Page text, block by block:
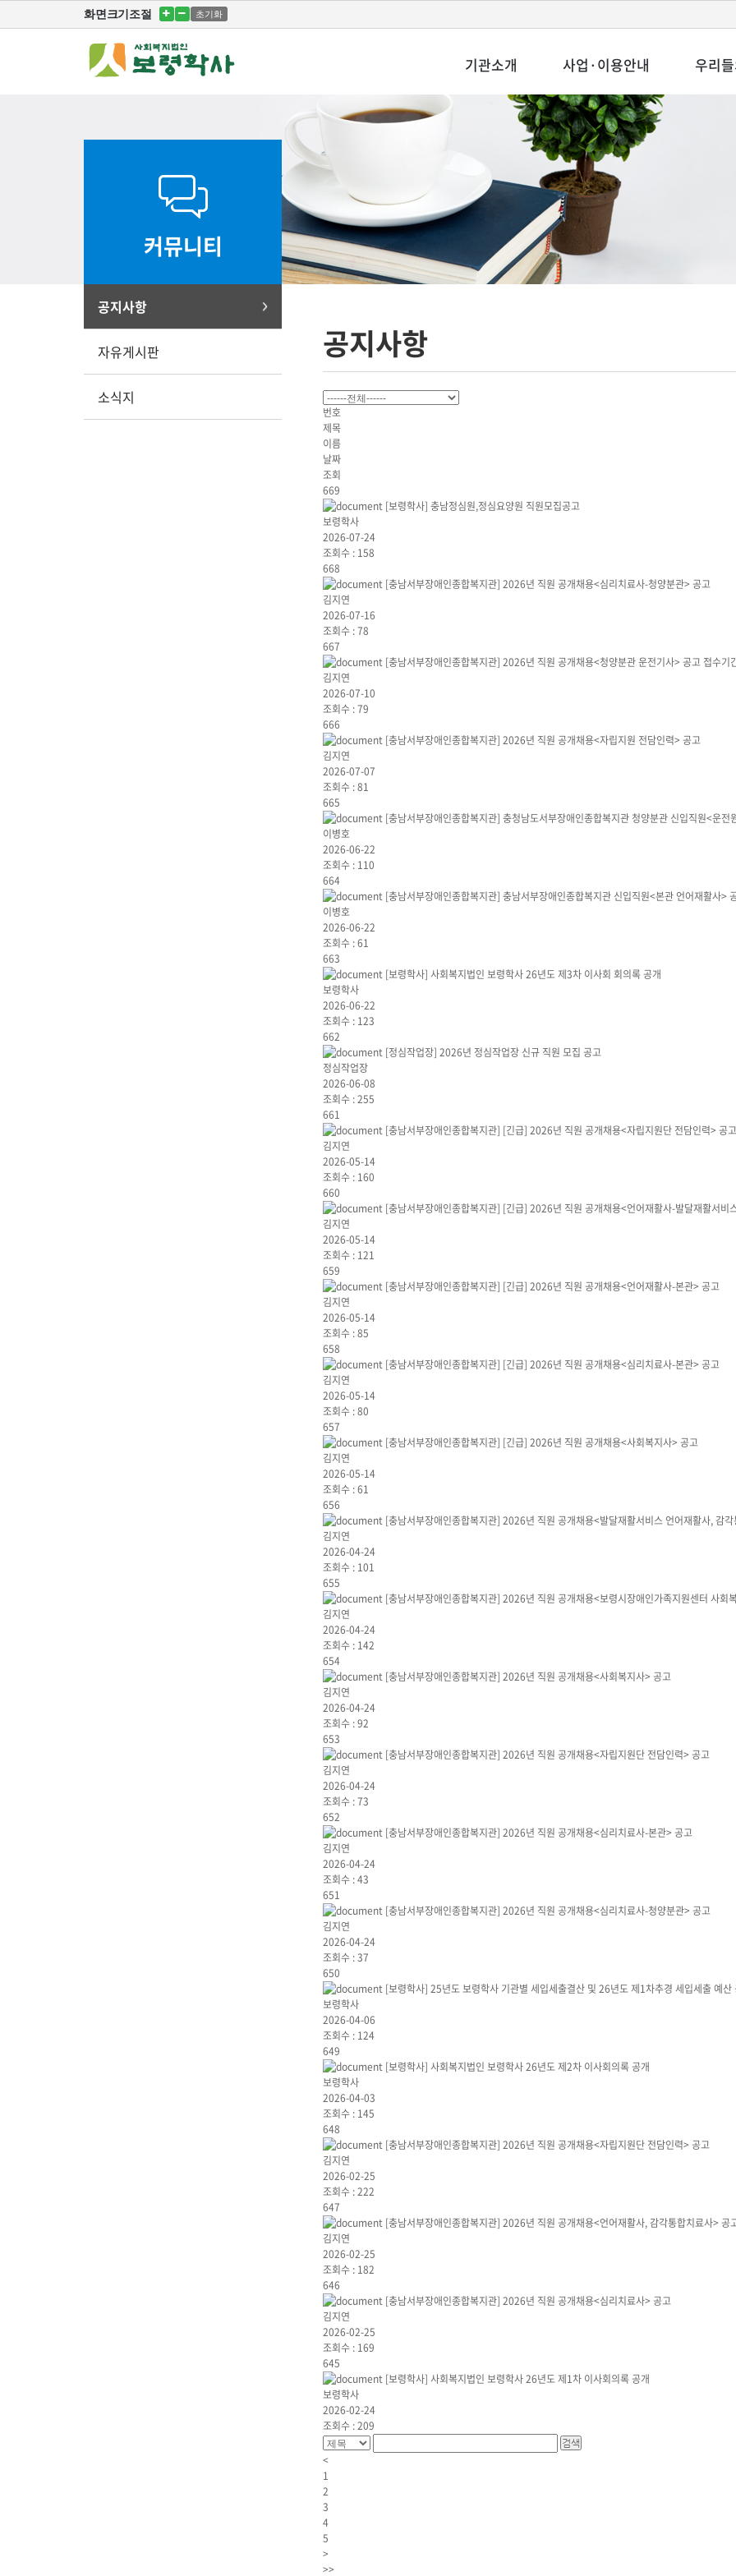
화면크기조절 초기화
기관소개 사업·이용안내 우리
커뮤니티
공지사항
자유게시판
소식지
공지사항
번호
제목
이름
날짜
조회
669
[보령학사] 충남정심원,정심요양원 직원모집공고
보령학사
2026-07-24
조회수 : 158
668
[충남서부장애인종합복지관] 2026년 직원 공개채용<심리치료사-청양분관> 공고
김지연
2026-07-16
조회수 :78
667
[충남서부장애인종합복지관] 2026년 직원 공개채용<청양분관 운전기사> 공고 접수기
김지연
2026-07-10
조회수 :79
666
[충남서부장애인종합복지관] 2026년 직원 공개채용<자립지원 전담인력> 공고
김지연
2026-07-07
조회수 :81
665
[충남서부장애인종합복지관] 충청남도서부장애인종합복지관 청양분관 신입직원<운전
이병호
2026-06-22
조회수 : 110
664
[충남서부장애인종합복지관] 충남서부장애인종합복지관 신입직원<본관 언어재활사>
이병호
2026-06-22
조회수 :61
663
[보령학사] 사회복지법인 보령학사 26년도 제3차 이사회 회의록 공개
보령학사
2026-06-22
조회수 : 123
662
[정심작업장] 2026년 정심작업장 신규 직원 모집 공고
정심작업장
2026-06-08
조회수 :255
661
[충남서부장애인종합복지관] [긴급] 2026년 직원 공개채용<자립지원단 전담인력> 공고
김지연
2026-05-14
조회수 : 160
660
[충남서부장애인종합복지관] [긴급] 2026년 직원 공개채용<언어재활사-발달재활서비
김지연
2026-05-14
조회수 : 121
659
[충남서부장애인종합복지관] [긴급] 2026년 직원 공개채용<언어재활사-본관> 공고
김지연
2026-05-14
조회수 :85
658
[충남서부장애인종합복지관] [긴급] 2026년 직원 공개채용<심리치료사-본관> 공고
김지연
2026-05-14
조회수 :80
657
[충남서부장애인종합복지관] [긴급] 2026년 직원 공개채용<사회복지사> 공고
김지연
2026-05-14
조회수 :61
656
[충남서부장애인종합복지관] 2026년 직원 공개채용<발달재활서비스 언어재활사, 감
김지연
2026-04-24
조회수 : 101
655
[충남서부장애인종합복지관] 2026년 직원 공개채용<보령시장애인가족지원센터 사회
김지연
2026-04-24
조회수 : 142
654
[충남서부장애인종합복지관] 2026년 직원 공개채용<사회복지사> 공고
김지연
2026-04-24
조회수 :92
653
[충남서부장애인종합복지관] 2026년 직원 공개채용<자립지원단 전담인력> 공고
김지연
2026-04-24
조회수 :73
652
[충남서부장애인종합복지관] 2026년 직원 공개채용<심리치료사-본관> 공고
김지연
2026-04-24
조회수 :43
651
[충남서부장애인종합복지관] 2026년 직원 공개채용<심리치료사-청양분관> 공고
김지연
2026-04-24
조회수 :37
650
[보령학사] 25년도 보령학사 기관별 세입세출결산 및 26년도 제1차추경 세입세출 예산
보령학사
2026-04-06
조회수 : 124
649
[보령학사] 사회복지법인 보령학사 26년도 제2차 이사회의록 공개
보령학사
2026-04-03
조회수 : 145
648
[충남서부장애인종합복지관] 2026년 직원 공개채용<자립지원단 전담인력> 공고
김지연
2026-02-25
조회수 :222
647
[충남서부장애인종합복지관] 2026년 직원 공개채용<언어재활사, 감각통합치료사> 공
김지연
2026-02-25
조회수 : 182
646
[충남서부장애인종합복지관] 2026년 직원 공개채용<심리치료사> 공고
김지연
2026-02-25
조회수 : 169
645
[보령학사] 사회복지법인 보령학사 26년도 제1차 이사회의록 공개
보령학사
2026-02-24
조회수 :209
<
1
2
3
4
5
>
>>